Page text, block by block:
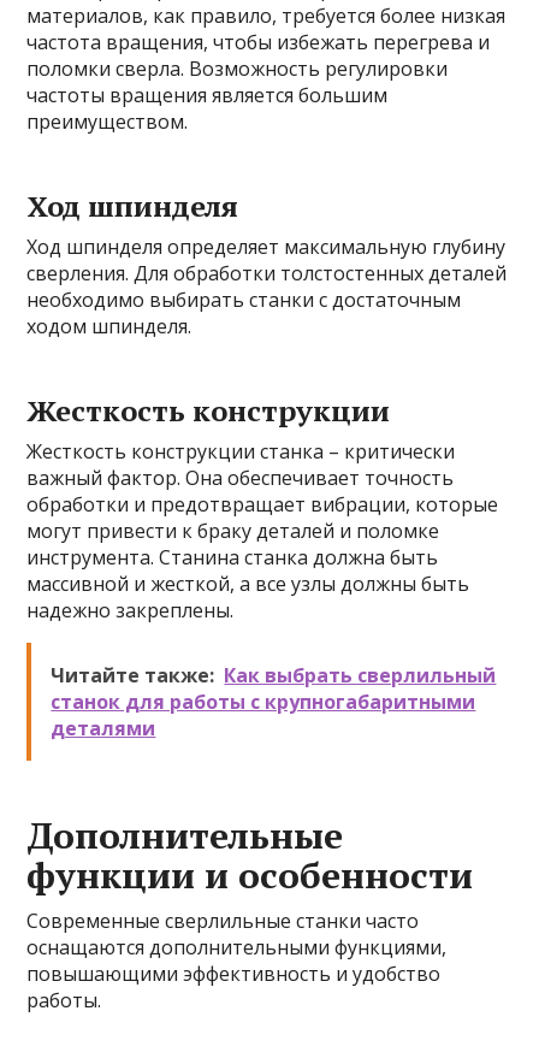
материалов, как правило, требуется более низкая
частота вращения, чтобы избежать перегрева и
поломки сверла. Возможность регулировки
частоты вращения является большим
преимуществом.
Ход шпинделя
Ход шпинделя определяет максимальную глубину
сверления. Для обработки толстостенных деталей
необходимо выбирать станки с достаточным
ходом шпинделя.
Жесткость конструкции
Жесткость конструкции станка – критически
важный фактор. Она обеспечивает точность
обработки и предотвращает вибрации, которые
могут привести к браку деталей и поломке
инструмента. Станина станка должна быть
массивной и жесткой, а все узлы должны быть
надежно закреплены.
Читайте также: Как выбрать сверлильный
станок для работы с крупногабаритными
деталями
Дополнительные
функции и особенности
Современные сверлильные станки часто
оснащаются дополнительными функциями,
повышающими эффективность и удобство
работы.